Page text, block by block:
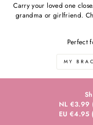
Carry your loved one
grandma or girlfriend.
Perfect
MY
NL €3.99
EU €4.95